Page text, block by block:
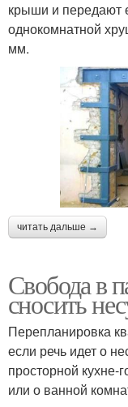
крыши и передают
однокомнатной
мм.
читать дальше →
Свобода в
сносить
Перепланировка
если речь идет о
просторной кухне-
или о ванной